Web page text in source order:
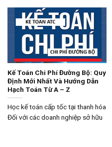
Kế Toán Chi Phí Đường Bộ: Quy
Định Mới Nhất Và Hướng Dẫn
Hạch Toán Từ A – Z
Học kế toán cấp tốc tại thanh hóa
Đối với các doanh nghiệp sở hữu